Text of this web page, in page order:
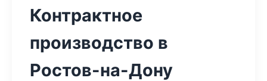
Контрактное
производство в
Ростов-на-Дону